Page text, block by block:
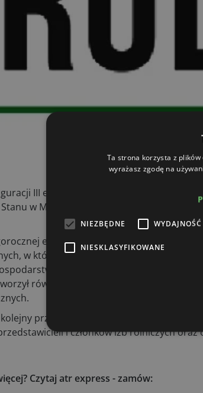
III edycji CTR nastąpiło wręczenie
w Ministerstwie Rolnictwa i Rozwoju
edycji targów było „Gospodarstwo
w której Zwiedzający mogli poznać
– o profilu produkcji
również: Salon Techniki Rolniczej,
przyciągnęła do Nadarzyna nie tylko
i członków izb rolniczych
Czytaj atr express - zamów:
Ta strona korzysta z
wyrażasz zgodę na
NIEZBĘDNE WYDAJNOŚĆ
NIESKLASYFIKOWANE